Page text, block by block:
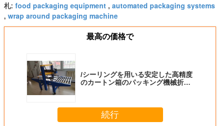
札: food packaging equipment , automated packaging systems
, wrap around packaging machine
最高の価格で
/シーリングを用いる安定した高精度
のカートン箱のパッキング機械折る
続行